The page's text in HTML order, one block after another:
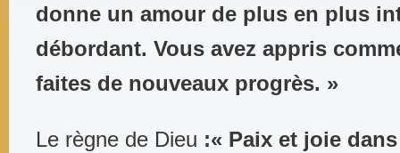
donne un amour de plus en plus
débordant. Vous avez appris
faites de nouveaux progrès. »
Le règne de Dieu :« Paix et joie